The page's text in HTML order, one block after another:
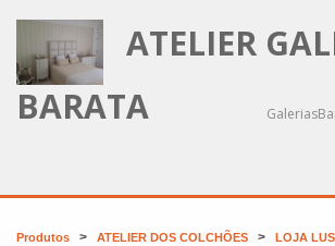
ATELIER
BARATA
Produtos > ATELIER DOS COLCHÕES > LOJA